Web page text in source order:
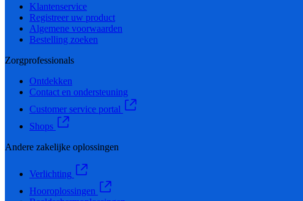
Klantenservice
Registreer uw product
Algemene voorwaarden
Bestelling zoeken
Zorgprofessionals
Ontdekken
Contact en ondersteuning
Customer service portal
Shops
Andere zakelijke oplossingen
Verlichting
Hooroplossingen